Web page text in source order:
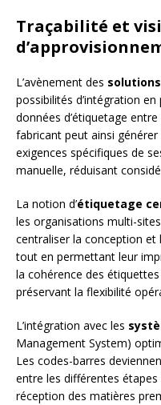
Traçabilité et
L’avènement des
possibilités d’intégration
données d’étiquetage
fabricant peut ainsi
exigences spécifiques de
manuelle, réduisant
La notion d’étiquetage
les organisations multi-
centraliser la conception et
tout en permettant leur
la cohérence des étiquettes
préservant la flexibilité
L’intégration avec les
Management System)
Les codes-barres
entre les différentes
réception des matières